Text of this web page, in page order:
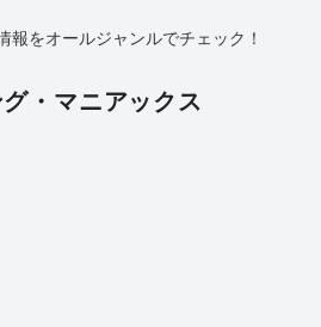
報をオールジャンルでチェック！
・マニアックス